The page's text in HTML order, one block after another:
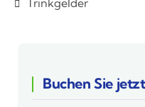
Buchen Sie